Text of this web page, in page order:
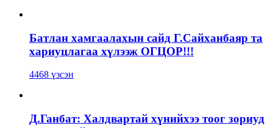
Батлан хамгаалахын сайд Г.Сайханбаяр та
хариуцлагаа хүлээж ОГЦОР!!!
4468 үзсэн
Д.Ганбат: Халдвартай хүнийхээ тоог зориуд